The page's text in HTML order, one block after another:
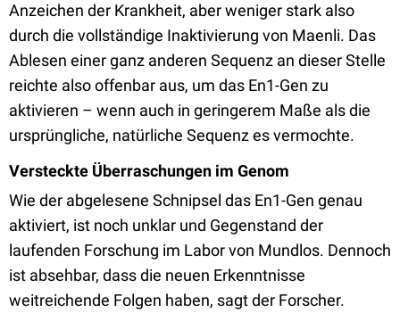
Anzeichen der Krankheit, aber weniger stark also
durch die vollständige Inaktivierung von Maenli. Das
Ablesen einer ganz anderen Sequenz an dieser Stelle
reichte also offenbar aus, um das En1-Gen zu
aktivieren – wenn auch in geringerem Maße als die
ursprüngliche, natürliche Sequenz es vermochte.
Versteckte Überraschungen im Genom
Wie der abgelesene Schnipsel das En1-Gen genau
aktiviert, ist noch unklar und Gegenstand der
laufenden Forschung im Labor von Mundlos. Dennoch
ist absehbar, dass die neuen Erkenntnisse
weitreichende Folgen haben, sagt der Forscher.